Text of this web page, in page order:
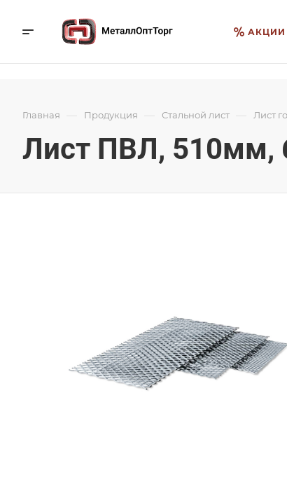
АКЦИИ
Главная — Продукция — Стальной лист — Лист
Лист ПВЛ, 510мм,